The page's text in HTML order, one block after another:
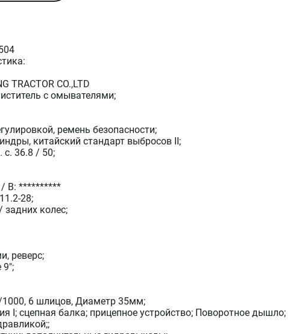
TRACTOR CO.,LTD
с омывателями;
ремень безопасности;
китайский стандарт выбросов II;
36.8 / 50;
В: **********
28;
задних колес;
реверс;
9";
6 шлицов, Диаметр 35мм;
I; сцепная балка; прицепное устройство; Поворотное дышло;